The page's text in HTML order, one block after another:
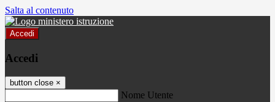
Salta al contenuto
Accedi
Accedi
button close ×
Nome Utente